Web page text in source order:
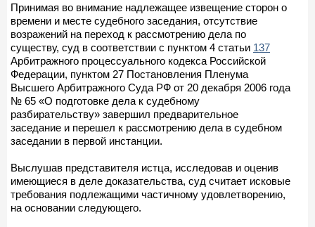
Принимая во внимание надлежащее извещение сторон о
времени и месте судебного заседания, отсутствие
возражений на переход к рассмотрению дела по
существу, суд в соответствии с пунктом 4 статьи 137
Арбитражного процессуального кодекса Российской
Федерации, пунктом 27 Постановления Пленума
Высшего Арбитражного Суда РФ от 20 декабря 2006 года
№ 65 «О подготовке дела к судебному
разбирательству» завершил предварительное
заседание и перешел к рассмотрению дела в судебном
заседании в первой инстанции.
Выслушав представителя истца, исследовав и оценив
имеющиеся в деле доказательства, суд считает исковые
требования подлежащими частичному удовлетворению,
на основании следующего.